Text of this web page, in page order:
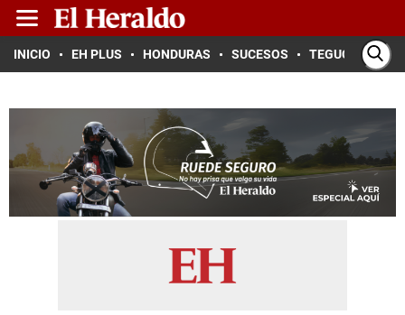
INICIO EH PLUS HONDURAS SUCESOS TEGUCIGALPA